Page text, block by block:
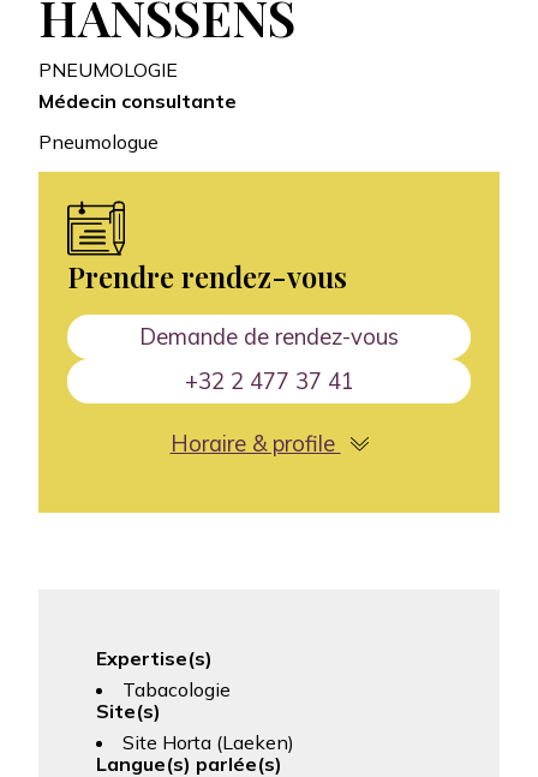
HANSSENS
PNEUMOLOGIE
Médecin consultante
Pneumologue
Prendre rendez-vous
Demande de rendez-vous
+32 2 477 37 41
Horaire & profile
Expertise(s)
Tabacologie
Site(s)
Site Horta (Laeken)
Langue(s) parlée(s)